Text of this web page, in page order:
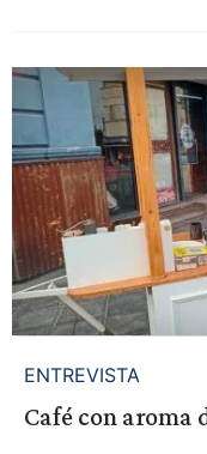
ENTREVISTA
Café con aroma